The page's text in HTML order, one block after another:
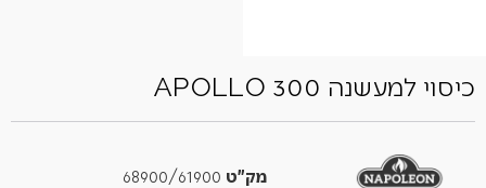
כיסוי למעשנה APOLLO 300
מק"ט